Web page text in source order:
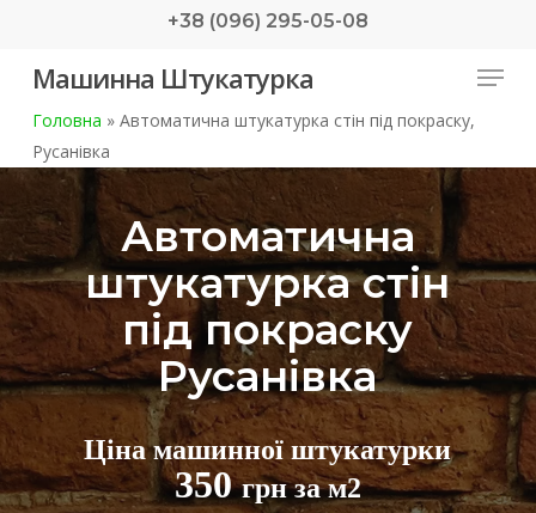
main
+38 (096) 295-05-08
Машинна Штукатурка Menu
Головна »Автоматична штукатурка стін під покраску,
Русанівка
Автоматична
штукатурка стін
під покраску
Русанівка
Ціна машинної штукатурки
350грн за м2